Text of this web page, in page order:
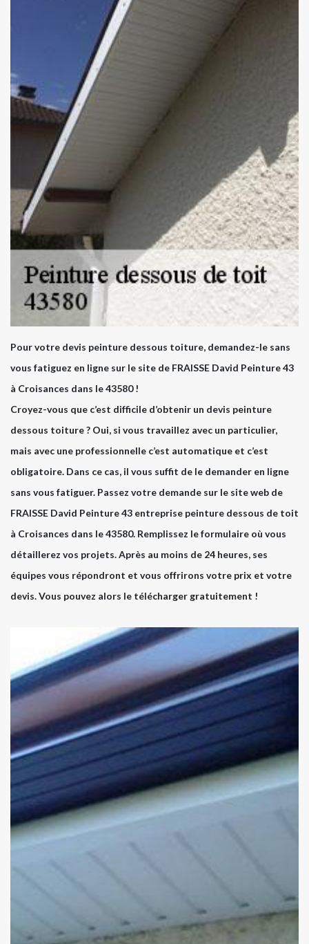
Pour votre devis peinture dessous toiture, demandez-le sans
vous fatiguez en ligne sur le site de FRAISSE David Peinture 43
à Croisances dans le 43580 !
Croyez-vous que c’est difficile d’obtenir un devis peinture
dessous toiture ? Oui, si vous travaillez avec un particulier,
mais avec une professionnelle c’est automatique et c’est
obligatoire. Dans ce cas, il vous suffit de le demander en ligne
sans vous fatiguer. Passez votre demande sur le site web de
FRAISSE David Peinture 43 entreprise peinture dessous de toit
à Croisances dans le 43580. Remplissez le formulaire où vous
détaillerez vos projets. Après au moins de 24 heures, ses
équipes vous répondront et vous offrirons votre prix et votre
devis. Vous pouvez alors le télécharger gratuitement !